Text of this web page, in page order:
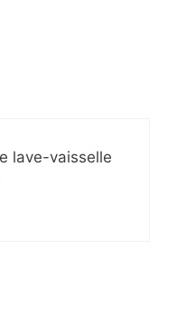
lave-vaisselle